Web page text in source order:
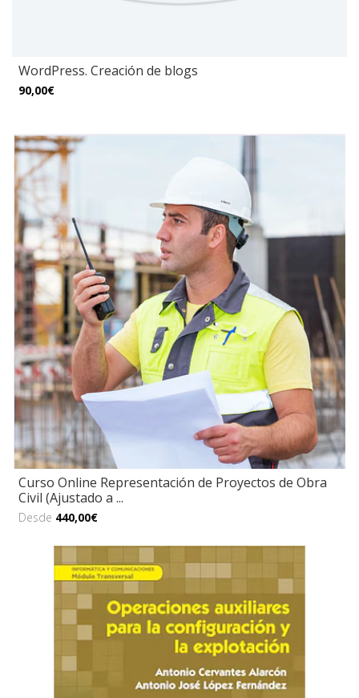
WordPress. Creación de blogs
90,00€
Curso Online Representación de Proyectos de Obra
Civil (Ajustado a ...
Desde 440,00€